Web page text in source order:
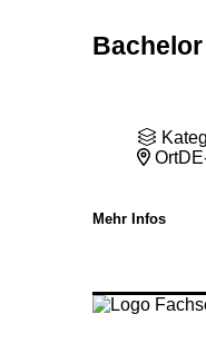
Ort
Mehr Infos